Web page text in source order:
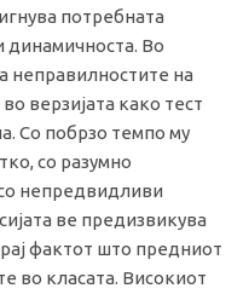
потребната
динамичноста. Во
неправилностите на
верзијата како тест
Со побрзо темпо му
со разумно
непредвидливи
ве предизвикува
фактот што предниот
во класата. Високиот